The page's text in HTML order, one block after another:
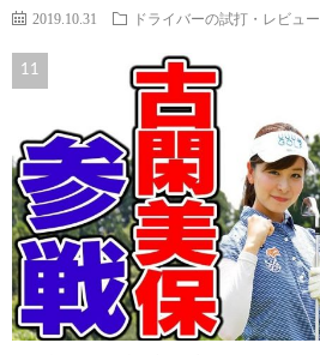
2019.10.31 ドライバーの試打・レビュー